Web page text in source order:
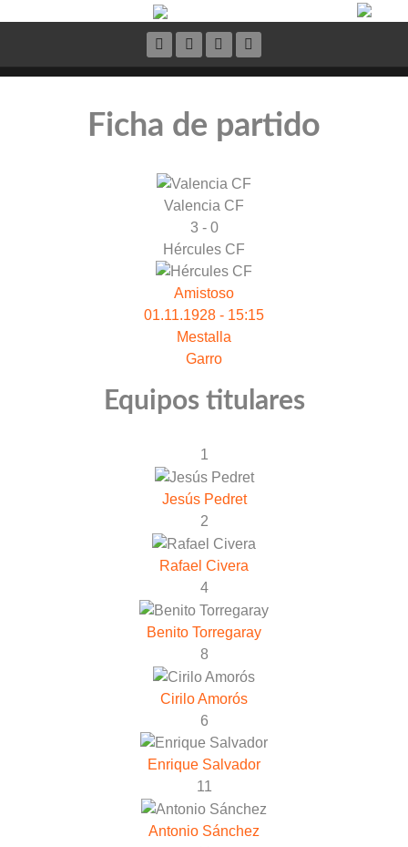
Ficha de partido
Valencia CF
3 - 0
Hércules CF
Amistoso
01.11.1928 - 15:15
Mestalla
Garro
Equipos titulares
1
Jesús Pedret
2
Rafael Civera
4
Benito Torregaray
8
Cirilo Amorós
6
Enrique Salvador
11
Antonio Sánchez